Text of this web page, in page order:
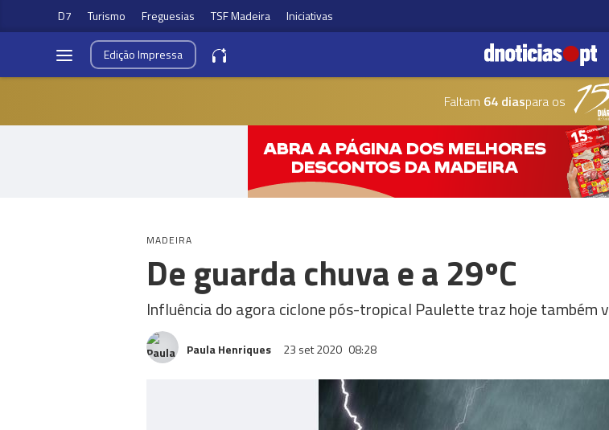
D7 Turismo Freguesias TSF Madeira Iniciativas
EdiçãoImpressa
Faltam 64 diaspara os
MADEIRA
De guarda chuva e a 29ºC
Influência do agora ciclone pós-tropical Paulette traz hoje também
Paula Henriques 23 set 2020 08:28